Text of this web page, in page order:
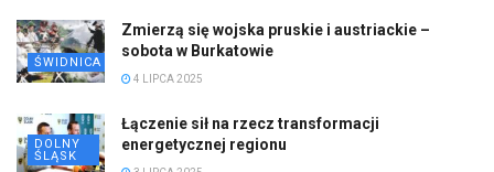
ŚWIDNICA
Zmierzą się wojska pruskie i austriackie –
sobota w Burkatowie
4 LIPCA 2025
DOLNY
ŚLĄSK
Łączenie sił na rzecz transformacji
energetycznej regionu